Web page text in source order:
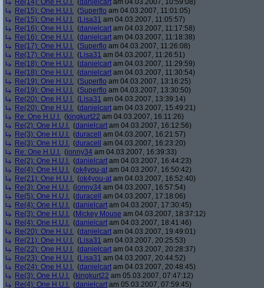
Re(14): One H.U.I. (danielcart am 04.03.2007, 10:59:08)
Re(15): One H.U.I. (Superflo am 04.03.2007, 11:01:05)
Re(15): One H.U.I. (Lisa31 am 04.03.2007, 11:05:57)
Re(16): One H.U.I. (danielcart am 04.03.2007, 11:17:58)
Re(16): One H.U.I. (danielcart am 04.03.2007, 11:18:38)
Re(17): One H.U.I. (Superflo am 04.03.2007, 11:26:08)
Re(17): One H.U.I. (Lisa31 am 04.03.2007, 11:26:51)
Re(18): One H.U.I. (danielcart am 04.03.2007, 11:29:59)
Re(18): One H.U.I. (danielcart am 04.03.2007, 11:30:54)
Re(19): One H.U.I. (Superflo am 04.03.2007, 13:16:25)
Re(19): One H.U.I. (Superflo am 04.03.2007, 13:30:50)
Re(20): One H.U.I. (Lisa31 am 04.03.2007, 13:39:14)
Re(20): One H.U.I. (danielcart am 04.03.2007, 15:49:21)
Re: One H.U.I. (kingkurt22 am 04.03.2007, 16:11:26)
Re(2): One H.U.I. (danielcart am 04.03.2007, 16:12:56)
Re(3): One H.U.I. (duracell
am 04.03.2007, 16:21:57)
Re(3): One H.U.I. (duracell
am 04.03.2007, 16:23:20)
Re: One H.U.I. (jonny34 am 04.03.2007, 16:39:33)
Re(2): One H.U.I. (danielcart am 04.03.2007, 16:44:23)
Re(4): One H.U.I. (ok4you-at am 04.03.2007, 16:50:42)
Re(21): One H.U.I. (ok4you-at am 04.03.2007, 16:52:40)
Re(3): One H.U.I. (jonny34 am 04.03.2007, 16:57:54)
Re(5): One H.U.I. (duracell
am 04.03.2007, 17:18:06)
Re(4): One H.U.I. (danielcart am 04.03.2007, 17:30:45)
Re(3): One H.U.I. (Mickey Mouse am 04.03.2007, 18:37:12)
Re(4): One H.U.I. (danielcart am 04.03.2007, 18:41:46)
Re(20): One H.U.I. (danielcart am 04.03.2007, 19:49:01)
Re(21): One H.U.I. (Lisa31 am 04.03.2007, 20:25:53)
Re(22): One H.U.I. (danielcart am 04.03.2007, 20:28:37)
Re(23): One H.U.I. (Lisa31 am 04.03.2007, 20:44:52)
Re(24): One H.U.I. (danielcart am 04.03.2007, 20:48:45)
Re(3): One H.U.I. (kingkurt22 am 05.03.2007, 07:47:12)
Re(4): One H.U.I. (danielcart am 05.03.2007, 07:59:45)